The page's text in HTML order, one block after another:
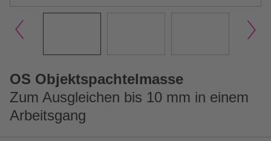
OS Objektspachtelmasse
Zum Ausgleichen bis 10 mm in einem
Arbeitsgang